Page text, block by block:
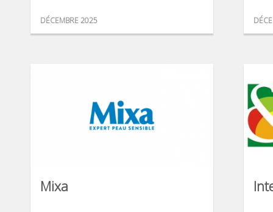
DÉCEMBRE 2025
Mixa